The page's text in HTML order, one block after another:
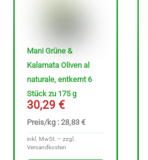
Mani Grüne &
Kalamata Oliven al
naturale, entkernt 6
Stück zu 175 g
30,29€
Preis/kg : 28,83 €
inkl. MwSt. – zzgl.
Versandkosten